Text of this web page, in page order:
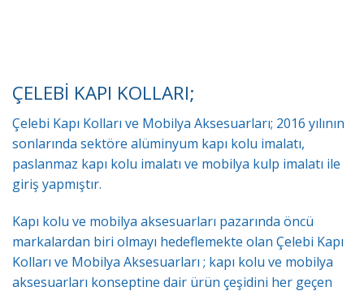
ÇELEBİ KAPI KOLLARI;
Çelebi Kapı Kolları ve Mobilya Aksesuarları; 2016 yılının
sonlarında sektöre alüminyum kapı kolu imalatı,
paslanmaz kapı kolu imalatı ve mobilya kulp imalatı ile
giriş yapmıştır.
Kapı kolu ve mobilya aksesuarları pazarında öncü
markalardan biri olmayı hedeflemekte olan Çelebi Kapı
Kolları ve Mobilya Aksesuarları ; kapı kolu ve mobilya
aksesuarları konseptine dair ürün çeşidini her geçen